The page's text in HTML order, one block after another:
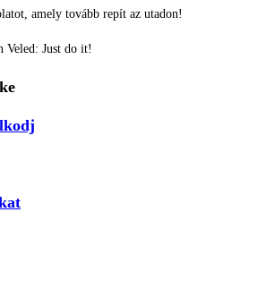
amely tovább repít az utadon!
Veled: Just do it!